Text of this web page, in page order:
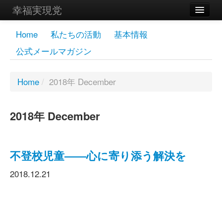
幸福実現党
メンバーズページ
党員
幸福の科学グループ
Home 私たちの活動
基本情報
公式メールマガジン
Home / 2018年 December
2018年 December
不登校児童――心に寄り添う解決を
2018.12.21